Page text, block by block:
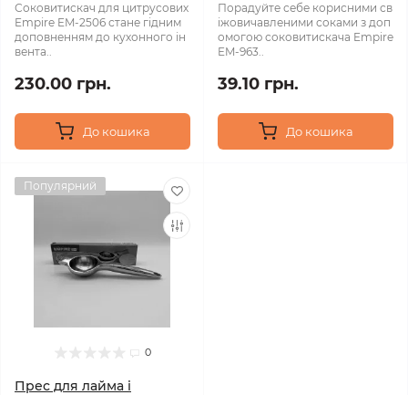
Соковитискач для цитрусових
Empire EM-2506 стане гідним
доповненням до кухонного ін
вента..
230.00 грн.
До кошика
Порадуйте себе корисними св
іжовичавленими соками з доп
омогою соковитискача Empire
EM-963..
39.10 грн.
До кошика
Популярний
0
Прес для лайма і